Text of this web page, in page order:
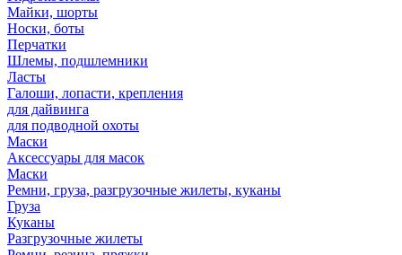
Майки, шорты
Носки, боты
Перчатки
Шлемы, подшлемники
Ласты
Галоши, лопасти, крепления
для дайвинга
для подводной охоты
Маски
Аксессуары для масок
Маски
Ремни, груза, разгрузочные жилеты, куканы
Груза
Куканы
Разгрузочные жилеты